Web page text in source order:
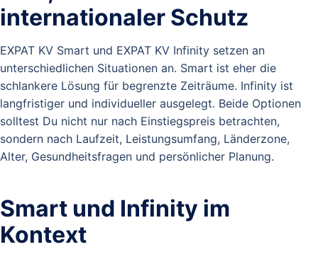
internationaler Schutz
EXPAT KV Smart und EXPAT KV Infinity setzen an
unterschiedlichen Situationen an. Smart ist eher die
schlankere Lösung für begrenzte Zeiträume. Infinity ist
langfristiger und individueller ausgelegt. Beide Optionen
solltest Du nicht nur nach Einstiegspreis betrachten,
sondern nach Laufzeit, Leistungsumfang, Länderzone,
Alter, Gesundheitsfragen und persönlicher Planung.
Smart und Infinity im
Kontext